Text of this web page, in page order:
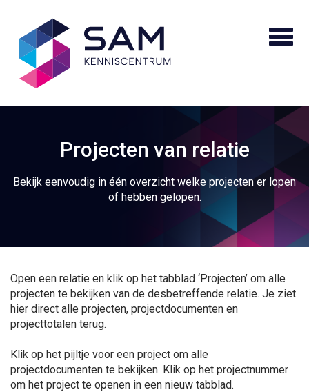
Projecten van relatie
Bekijk eenvoudig in één overzicht welke projecten er lopen
of hebben gelopen.
Open een relatie en klik op het tabblad ‘Projecten’ om alle
projecten te bekijken van de desbetreffende relatie. Je ziet
hier direct alle projecten, projectdocumenten en
projecttotalen terug.
Klik op het pijltje voor een project om alle
projectdocumenten te bekijken. Klik op het projectnummer
om het project te openen in een nieuw tabblad.